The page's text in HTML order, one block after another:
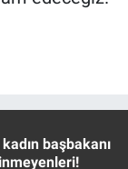
başbakanı